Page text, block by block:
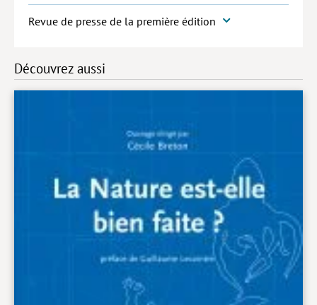
Revue de presse de la première édition
Découvrez aussi